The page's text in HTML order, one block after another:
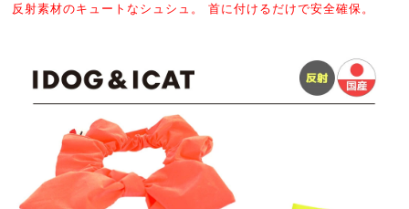
反射素材のキュートなシュシュ。 首に付けるだけで安全確保。